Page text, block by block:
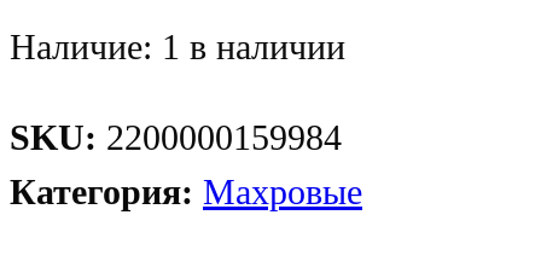
Наличие: 1 в наличии
SKU: 2200000159984
Категория: Махровые